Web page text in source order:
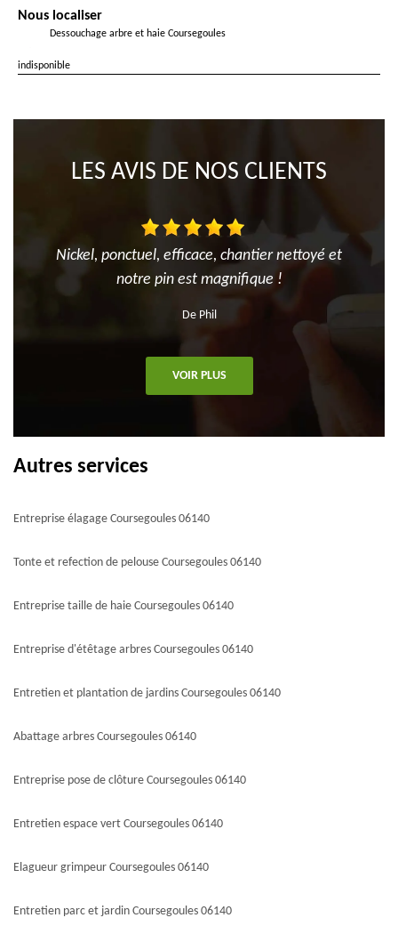
Nous localiser
Dessouchage arbre et haie Coursegoules
indisponible
LES AVIS DE NOS CLIENTS
Nickel, ponctuel, efficace, chantier nettoyé et
notre pin est magnifique !
De Phil
VOIR PLUS
Autres services
Entreprise élagage Coursegoules 06140
Tonte et refection de pelouse Coursegoules 06140
Entreprise taille de haie Coursegoules 06140
Entreprise d'étêtage arbres Coursegoules 06140
Entretien et plantation de jardins Coursegoules 06140
Abattage arbres Coursegoules 06140
Entreprise pose de clôture Coursegoules 06140
Entretien espace vert Coursegoules 06140
Elagueur grimpeur Coursegoules 06140
Entretien parc et jardin Coursegoules 06140